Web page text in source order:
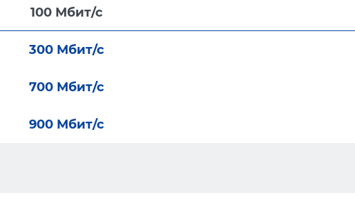
100 Мбит/с
300 Мбит/с
700 Мбит/с
900 Мбит/с